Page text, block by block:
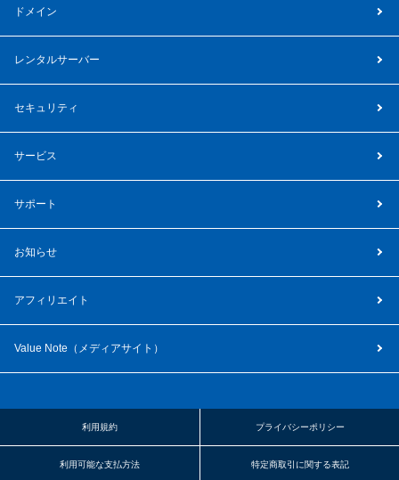
ドメイン
レンタルサーバー
セキュリティ
サービス
サポート
お知らせ
アフィリエイト
Value Note（ メディアサイト ）
利用規約 プライバシーポリシー
利用可能な支払方法 特定商取引に関する表記